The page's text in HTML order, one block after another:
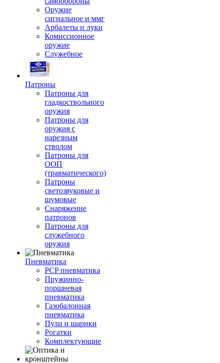
Оружие
сигнальное и ммг
Арбалеты и луки
Комиссионное
оружие
Служебное
Патроны
Патроны для
гладкоствольного
оружия
Патроны для
оружия с
нарезным
стволом
Патроны для
ООП
(травматического)
Патроны
светозвуковые и
шумовые
Снаряжение
патронов
Патроны для
служебного
оружия
Пневматика
PCP пневматика
Пружинно-
поршневая
пневматика
Газобалонная
пневматика
Пули и шарики
Рогатки
Комплектующие